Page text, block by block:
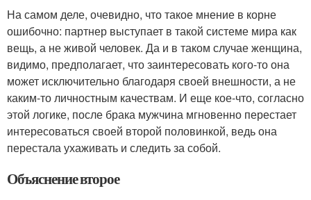
На самом деле, очевидно, что такое мнение в корне
ошибочно: партнер выступает в такой системе мира как
вещь, а не живой человек. Да и в таком случае женщина,
видимо, предполагает, что заинтересовать кого-то она
может исключительно благодаря своей внешности, а не
каким-то личностным качествам. И еще кое-что, согласно
этой логике, после брака мужчина мгновенно перестает
интересоваться своей второй половинкой, ведь она
перестала ухаживать и следить за собой.
Объяснение второе